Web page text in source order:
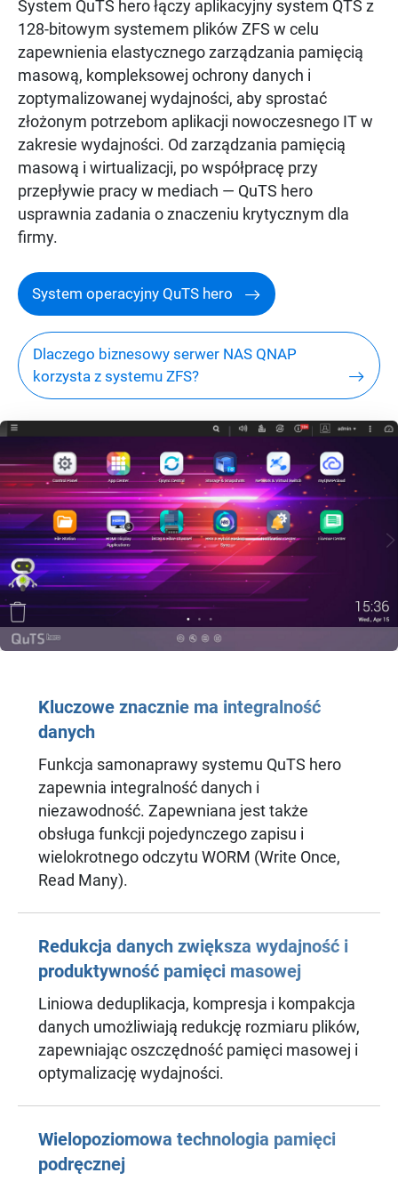
System QuTS hero łączy aplikacyjny system QTS z
128-bitowym systemem plików ZFS w celu
zapewnienia elastycznego zarządzania pamięcią
masową, kompleksowej ochrony danych i
zoptymalizowanej wydajności, aby sprostać
złożonym potrzebom aplikacji nowoczesnego IT w
zakresie wydajności. Od zarządzania pamięcią
masową i wirtualizacji, po współpracę przy
przepływie pracy w mediach — QuTS hero
usprawnia zadania o znaczeniu krytycznym dla
firmy.
System operacyjny QuTS hero
Dlaczego biznesowy serwer NAS QNAP
korzysta z systemu ZFS?
Kluczowe znacznie ma integralność
danych
Funkcja samonaprawy systemu QuTS hero
zapewnia integralność danych i
niezawodność. Zapewniana jest także
obsługa funkcji pojedynczego zapisu i
wielokrotnego odczytu WORM (Write Once,
Read Many).
Redukcja danych zwiększa wydajność i
produktywność pamięci masowej
Liniowa deduplikacja, kompresja i kompakcja
danych umożliwiają redukcję rozmiaru plików,
zapewniając oszczędność pamięci masowej i
optymalizację wydajności.
Wielopoziomowa technologia pamięci
podręcznej